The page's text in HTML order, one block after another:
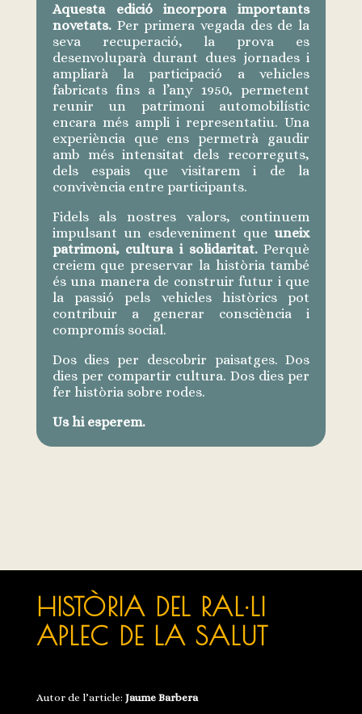
Aquesta edició incorpora importants
novetats. Per primera vegada des de la
seva recuperació, la prova es
desenvoluparà durant dues jornades i
ampliarà la participació a vehicles
fabricats fins a l’any 1950, permetent
reunir un patrimoni automobilístic
encara més ampli i representatiu. Una
experiència que ens permetrà gaudir
amb més intensitat dels recorreguts,
dels espais que visitarem i de la
convivència entre participants.
Fidels als nostres valors, continuem
impulsant un esdeveniment que uneix
patrimoni, cultura i solidaritat.Perquè
creiem que preservar la història també
és una manera de construir futur i que
la passió pels vehicles històrics pot
contribuir a generar consciència i
compromís social.
Dos dies per descobrir paisatges. Dos
dies per compartir cultura. Dos dies per
fer història sobre rodes.
Us hi esperem.
HISTÒRIA DEL RAL·LI
APLEC DE LA SALUT
Autor de l’article: Jaume Barbera